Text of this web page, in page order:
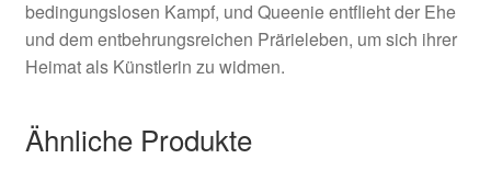
bedingungslosen Kampf, und Queenie entflieht der Ehe
und dem entbehrungsreichen Prärieleben, um sich ihrer
Heimat als Künstlerin zu widmen.
Ähnliche Produkte